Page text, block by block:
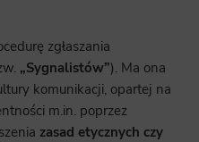
zgłaszania
„Sygnalistów”). Ma ona
komunikacji, opartej na
m.in. poprzez
zasad etycznych czy